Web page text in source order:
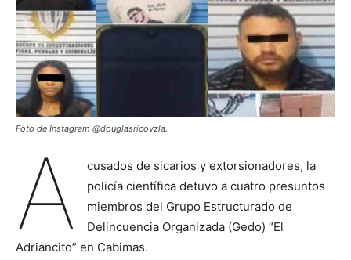
Foto de Instagram @douglasricovzla.
A
cusados de sicarios y extorsionadores, la
policía científica detuvo a cuatro presuntos
miembros del Grupo Estructurado de
Delincuencia Organizada (Gedo) “El
Adriancito” en Cabimas.